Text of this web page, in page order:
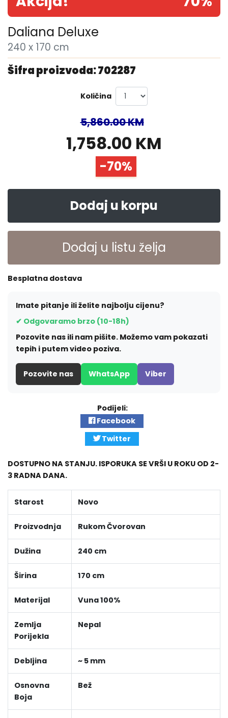
Daliana Deluxe
240 x 170 cm
Šifra proizvoda: 702287
Količina
5,860.00 KM
1,758.00 KM
-70%
Dodaj u korpu
Dodaj u listu želja
Besplatna dostava
Imate pitanje ili želite najbolju cijenu?
✔ Odgovaramo brzo (10-18h)
Pozovite nas ili nam pišite. Možemo vam pokazati
tepih i putem video poziva.
Pozovite nas WhatsApp Viber
Podijeli:
Facebook
Twitter
DOSTUPNO NA STANJU. ISPORUKA SE VRŠI U ROKU OD 2-
3 RADNA DANA.
Starost Novo
Proizvodnja Rukom Čvorovan
Dužina 240 cm
Širina 170 cm
Materijal Vuna 100%
Zemlja
Porijekla
Nepal
Debljina ~ 5 mm
Osnovna
Boja
Bež